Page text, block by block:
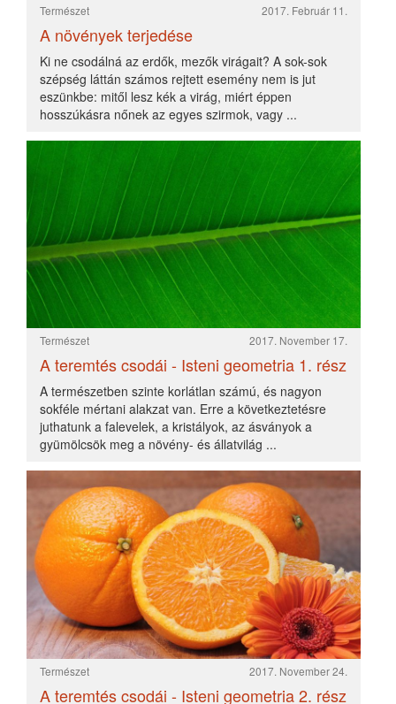
A természetben szinte korlátlan számú, és nagyon
sokféle mértani alakzat van. Erre a következtetésre
juthatunk a falevelek, a kristályok, az ásványok a
gyümölcsök meg a növény- és állatvilág ...
Természet 2017. November 24.
A mértani alakzatoknak három alapvető formája a
vonal, a síkidom és a test. A síkidomok közül a
négyszög, a háromszög és a kör egyedül vagy a
többivel társulva részt vesz a természeti szépségek
létre
Természet 2017. December 01.
A teremtés csodái - Isteni geometria 3. rész
A formaszépség legszembeötlőbb példái a fák. Minden
facsemete hegyén egy állandóan növekvő
hajtásnyúlvány van. Ez biztosítja a fa növekedését.
Ezzel szemben a szár körüli kambiumgyűrű ...
Természet 2017. Március 04.
A teremtés csodái - Páratlan szépségű
világunk 1. rész
Amikor egy virág bimbózni kezd, sok vegyi változás
megy végbe benne.A botanikusok a pigmentsejteket
több csoportba sorolják: a klorofill zöld színt, a karotin
sárgát, az antocián piros árnyalatot ad.
Természet 2017. Március 05.
A teremtés csodái - Páratlan szépségű
világunk 2. rész
Szépen megalkotott mindent a maga idejében!
(Prédikátor 3,11) Mi a szépség? Miért van szépség?
Miért van szépérzékünk; képességünk, hogy
felismerjük a tetszetőst, a szépet?